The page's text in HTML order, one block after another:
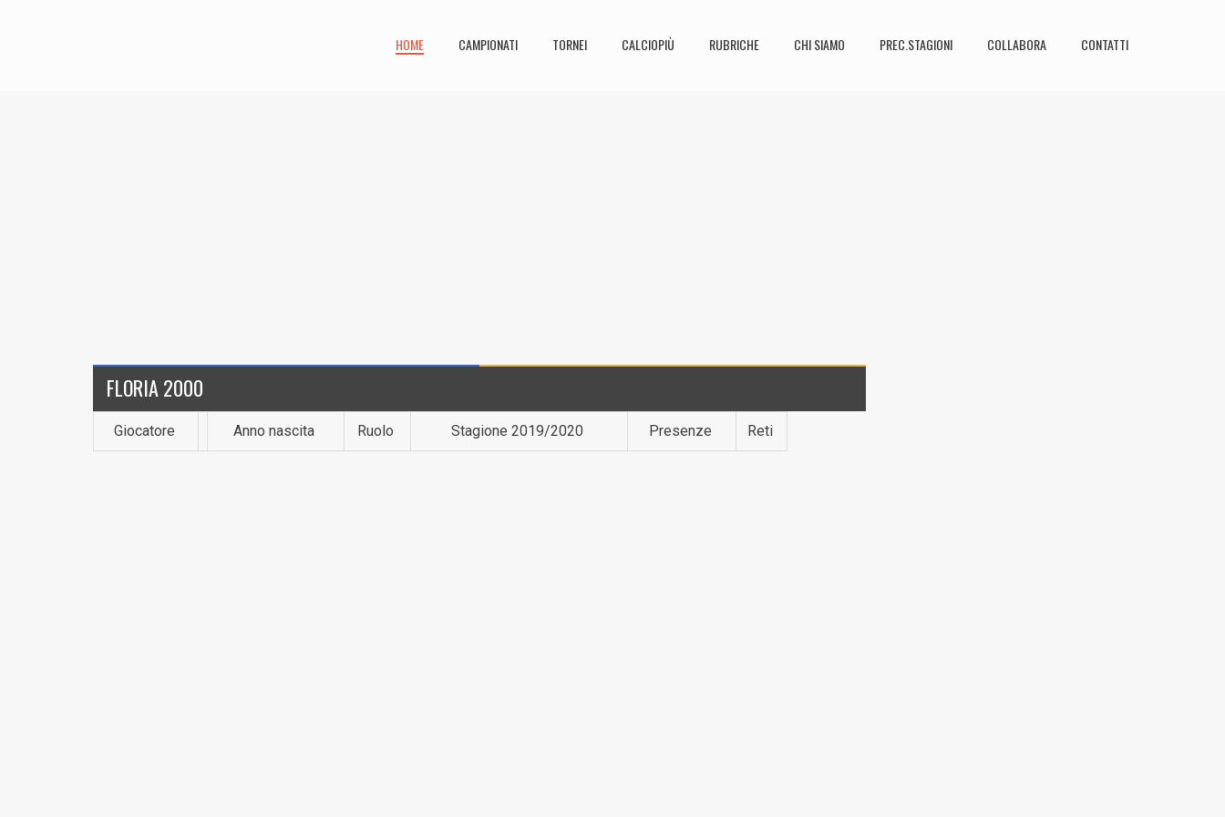
HOME CAMPIONATI TORNEI CALCIOPIÙ RUBRICHE CHI SIAMO PREC.STAGIONI COLLABORA CONTATTI
FLORIA 2000
Giocatore Anno nascita Ruolo Stagione 2019/2020 Presenze Reti